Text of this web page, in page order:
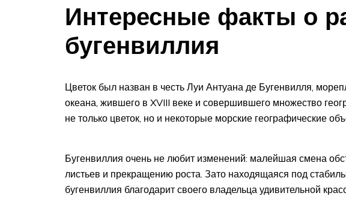
Интересные факты о
бугенвиллия
Цветок был назван в честь Луи Антуана де Бугенвилля,
океана, жившего в XVIII веке и совершившего множество
не только цветок, но и некоторые морские географические
Бугенвиллия очень не любит изменений: малейшая смена
листьев и прекращению роста. Зато находящаяся под
бугенвиллия благодарит своего владельца удивительной